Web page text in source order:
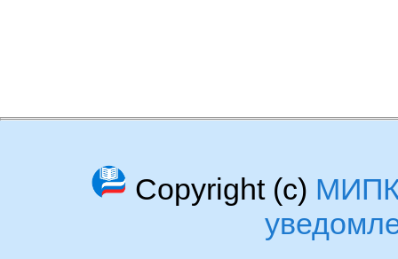
Copyright (c)